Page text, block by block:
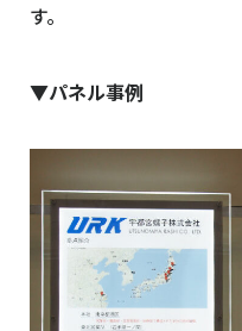
す。
▼パネル事例